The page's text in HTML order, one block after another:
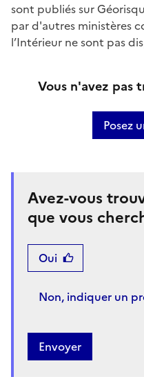
sont publiés sur
par d'autres ministères
l’Intérieur ne sont pas
Vous n'avez pas
Posez
Avez-vous
que vous
Oui
Non, indiquer un